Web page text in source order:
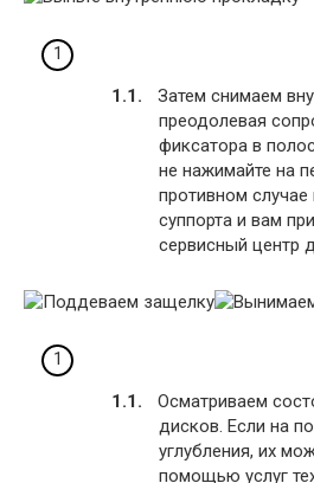
Затем снимаем
преодолевая
фиксатора в
не нажимайте на
противном
суппорта и вам
сервисный центр
Осматриваем
дисков. Если на
углубления, их
помощью услуг